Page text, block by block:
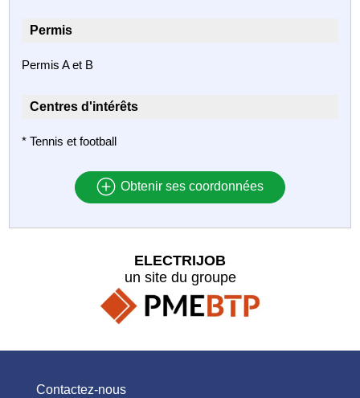
Permis
Permis A et B
Centres d'intérêts
* Tennis et football
Obtenir ses coordonnées
ELECTRIJOB
un site du groupe
Contactez-nous